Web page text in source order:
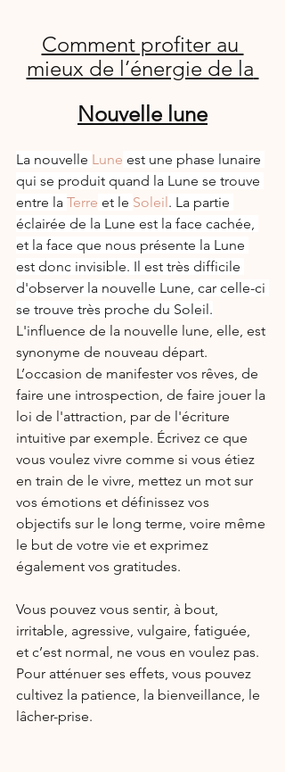
Comment profiter au
mieux de l’énergie de la
Nouvelle lune
La nouvelle Lune est une phase lunaire
qui se produit quand la Lune se trouve
entre la Terre et le Soleil. La partie
éclairée de la Lune est la face cachée,
et la face que nous présente la Lune
est donc invisible. Il est très difficile
d'observer la nouvelle Lune, car celle-ci
se trouve très proche du Soleil.
L'influence de la nouvelle lune, elle, est
synonyme de nouveau départ.
L’occasion de manifester vos rêves, de
faire une introspection, de faire jouer la
loi de l'attraction, par de l'écriture
intuitive par exemple. Écrivez ce que
vous voulez vivre comme si vous étiez
en train de le vivre, mettez un mot sur
vos émotions et définissez vos
objectifs sur le long terme, voire même
le but de votre vie et exprimez
également vos gratitudes.
Vous pouvez vous sentir, à bout,
irritable, agressive, vulgaire, fatiguée,
et c’est normal, ne vous en voulez pas.
Pour atténuer ses effets, vous pouvez
cultivez la patience, la bienveillance, le
lâcher-prise.